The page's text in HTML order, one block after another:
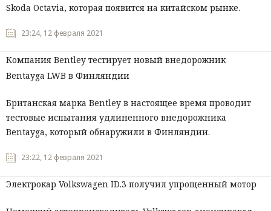
Skoda Octavia, которая появится на китайском рынке.
23:24, 12 февраля 2021
Компания Bentley тестирует новый внедорожник
Bentayga LWB в Финляндии
Британская марка Bentley в настоящее время проводит
тестовые испытания удлиненного внедорожника
Bentayga, который обнаружили в Финляндии.
23:22, 12 февраля 2021
Электрокар Volkswagen ID.3 получил упрощенный мотор